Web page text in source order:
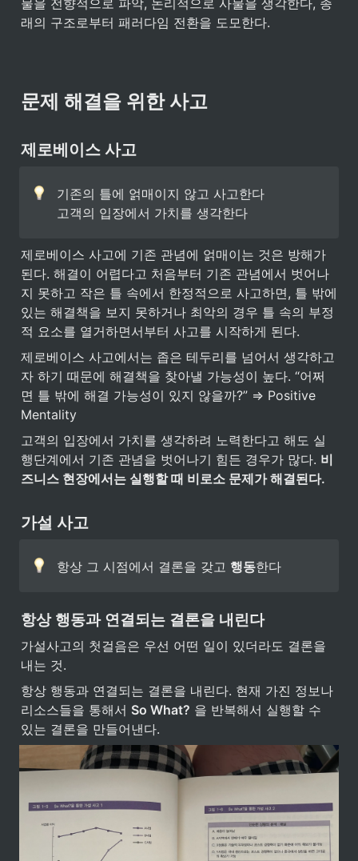
물을 전향적으로 파악, 논리적으로 사물을 생각한다, 종
래의 구조로부터 패러다임 전환을 도모한다.
문제 해결을 위한 사고
제로베이스 사고
기존의 틀에 얽매이지 않고 사고한다
고객의 입장에서 가치를 생각한다
제로베이스 사고에 기존 관념에 얽매이는 것은 방해가
된다. 해결이 어렵다고 처음부터 기존 관념에서 벗어나
지 못하고 작은 틀 속에서 한정적으로 사고하면, 틀 밖에
있는 해결책을 보지 못하거나 최악의 경우 틀 속의 부정
적 요소를 열거하면서부터 사고를 시작하게 된다.
제로베이스 사고에서는 좁은 테두리를 넘어서 생각하고
자 하기 때문에 해결책을 찾아낼 가능성이 높다. “어쩌
면 틀 밖에 해결 가능성이 있지 않을까?” ⇒ Positive
Mentality
고객의 입장에서 가치를 생각하려 노력한다고 해도 실
행단계에서 기존 관념을 벗어나기 힘든 경우가 많다. 비
즈니스 현장에서는 실행할 때 비로소 문제가 해결된다.
가설 사고
항상 그 시점에서 결론을 갖고 행동한다
항상 행동과 연결되는 결론을 내린다
가설사고의 첫걸음은 우선 어떤 일이 있더라도 결론을
내는 것.
항상 행동과 연결되는 결론을 내린다. 현재 가진 정보나
리소스들을 통해서 So What? 을 반복해서 실행할 수
있는 결론을 만들어낸다.